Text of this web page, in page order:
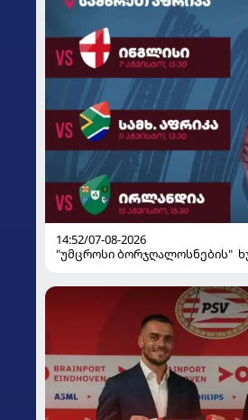
14:52/07-08-2026
"უმცროსი ბორჯღალოსნების"